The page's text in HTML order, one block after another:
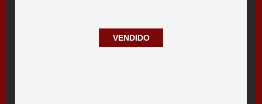
VENDIDO